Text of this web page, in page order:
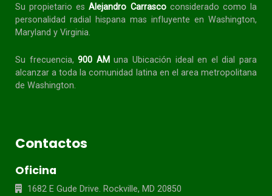
Su propietario esAlejandro Carrascoconsiderado como la
personalidad radial
hispana mas influyente en Washington,
Maryland y Virginia.
Su frecuencia, 900 AM una Ubicación ideal en el dial para
alcanzar a toda lacomunidad latina en el area metropolitana
de Washington.
Contactos
Oficina
1682 E Gude Drive. Rockville, MD 20850